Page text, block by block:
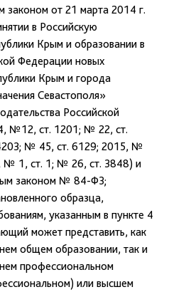
законом от 21 марта 2014 г.
в Российскую
Крым и образовании в
Федерации новых
Крым и города
Севастополя»
Российской
№12, ст. 1201; № 22, ст.
№ 45, ст. 6129; 2015, №
№ 1, ст. 1; № 26, ст. 3848) и
законом № 84-ФЗ;
образца,
указанным в пункте 4
может представить, как
общем образовании, так и
профессиональном
или высшем